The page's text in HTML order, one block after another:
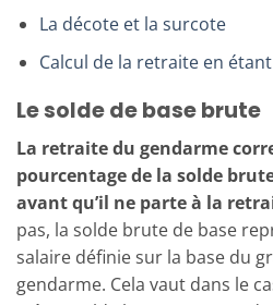
La décote et la surcote
Calcul de la retraite en
Le solde de base brute
La retraite du gendarme
pourcentage de la solde
avant qu’il ne parte à la
pas, la solde brute de base
salaire définie sur la base du
gendarme. Cela vaut dans le